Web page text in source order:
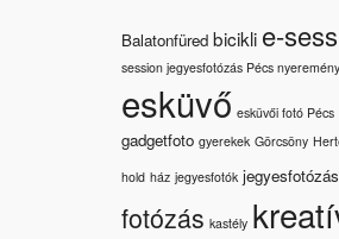
Balatonfüred bicikli e-
session jegyesfotózás Pécs nyeremény
esküvő esküvői fotó Pécs
gadgetfoto gyerekek Görcsöny
hold ház jegyesfotók jegyesfotózás
fotózás kastély